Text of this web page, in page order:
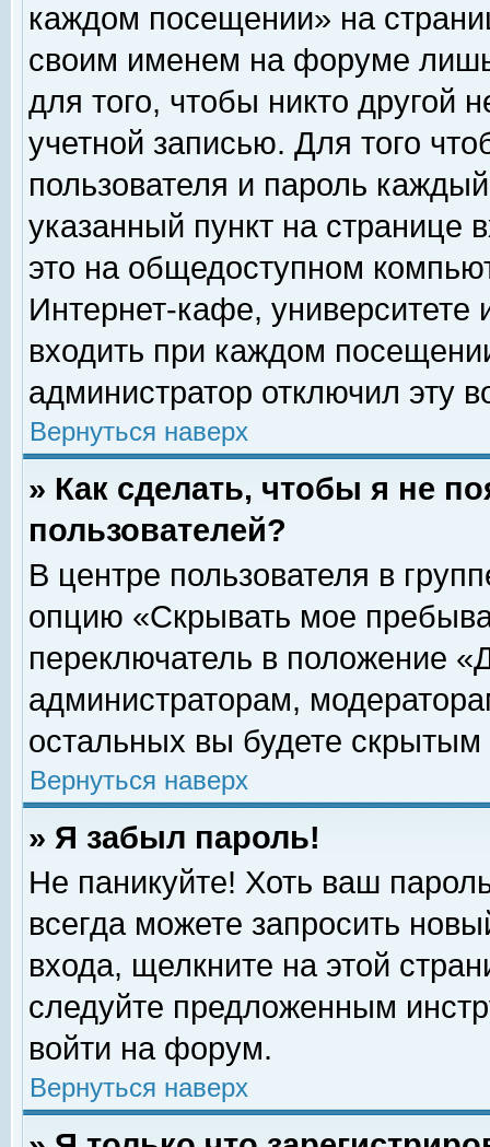
каждом посещении» на
своим именем на форуме
для того, чтобы никто другой
учетной записью. Для того
пользователя и пароль
указанный пункт на
это на общедоступном
Интернет-кафе, университете
входить при каждом
администратор отключил эту
Вернуться наверх
» Как сделать, чтобы я не
пользователей?
В центре пользователя в
опцию «Скрывать мое
переключатель в положение
администраторам,
остальных вы будете скрытым
Вернуться наверх
» Я забыл пароль!
Не паникуйте! Хоть ваш
всегда можете запросить
входа, щелкните на этой
следуйте предложенным
войти на форум.
Вернуться наверх